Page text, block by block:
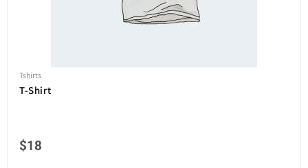
Tshirts
T-Shirt
$18